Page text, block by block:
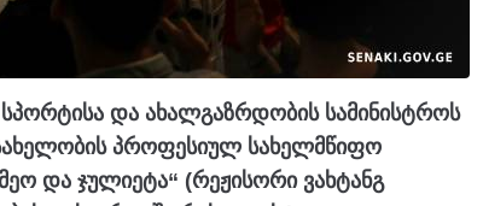
და ახალგაზრდობის სამინისტროს
პროფესიულ სახელმწიფო
და ჯულიეტა“ (რეჟისორი ვახტანგ